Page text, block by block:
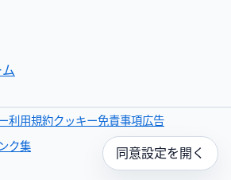
利用規約クッキー免責事項広告
ク集
同意設定を開く